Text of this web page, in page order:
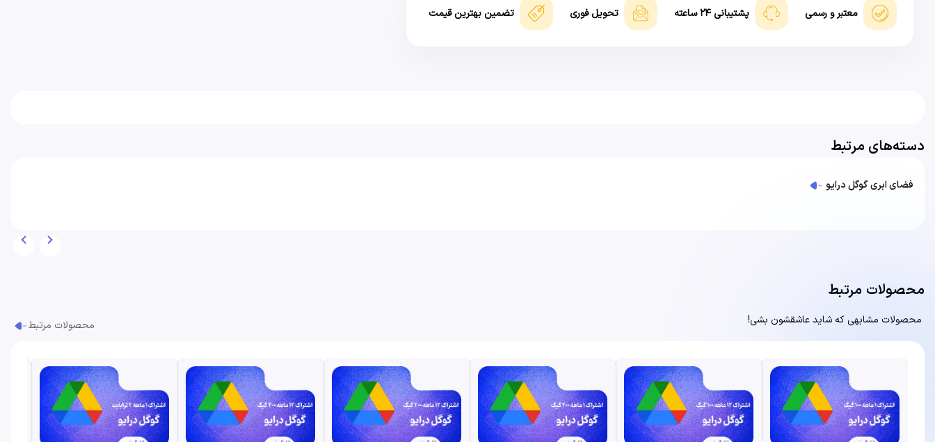
معتبر و رسمی پشتیبانی ۲۴ ساعته تحویل فوری تضمین بهترین قیمت
دسته‌های مرتبط
فضای ابری گوگل درایو
محصولات مرتبط
محصولات مشابهی که شاید عاشقشون بشی! محصولات مرتبط